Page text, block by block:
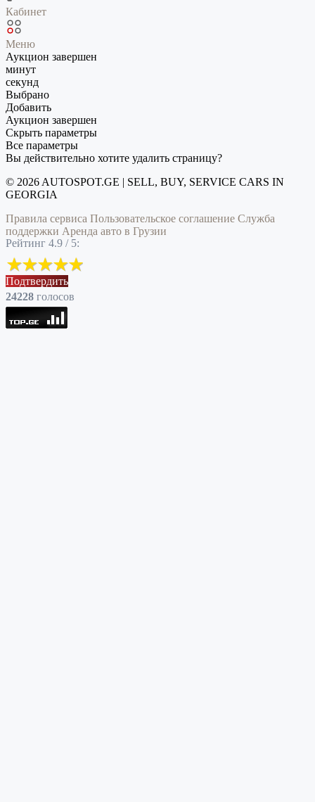
Кабинет
Меню
Аукцион завершен
минут
секунд
Выбрано
Добавить
Аукцион завершен
Скрыть параметры
Все параметры
Вы действительно хотите удалить страницу?
© 2026 AUTOSPOT.GE | SELL, BUY, SERVICE CARS IN
GEORGIA
Правила сервиса Пользовательское соглашение Служба
поддержки Аренда авто в Грузии
Рейтинг 4.9 / 5:
Подтвердить
24228 голоcов